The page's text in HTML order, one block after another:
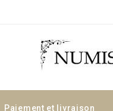
Paiement et livraison